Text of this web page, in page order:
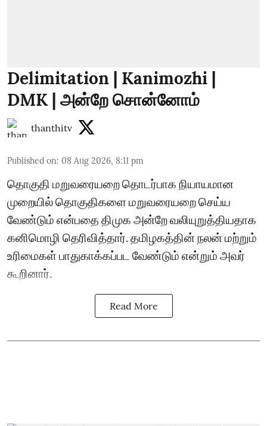
Delimitation | Kanimozhi |
DMK | அன்றே சொன்னோம்
thanthitv
Published on: 08 Aug 2026, 8:11 pm
தொகுதி மறுவரையறை தொடர்பாக நியாயமான
முறையில் தொகுதிகளை மறுவரையறை செய்ய
வேண்டும் என்பதை திமுக அன்றே வலியுறுத்தியதாக
கனிமொழி தெரிவித்தார். தமிழகத்தின் நலன் மற்றும்
உரிமைகள் பாதுகாக்கப்பட வேண்டும் என்றும் அவர்
கூறினார்.
Read More